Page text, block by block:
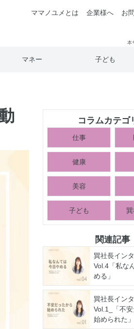
ママノユメとは 企業様へ お
本
マネー 子ども
コラムカテ
仕事
健康
美容
子ども
関連記事
巽社長イン
Vol.4「私な
める」
巽社長イン
Vol.1_「不安
始められた」